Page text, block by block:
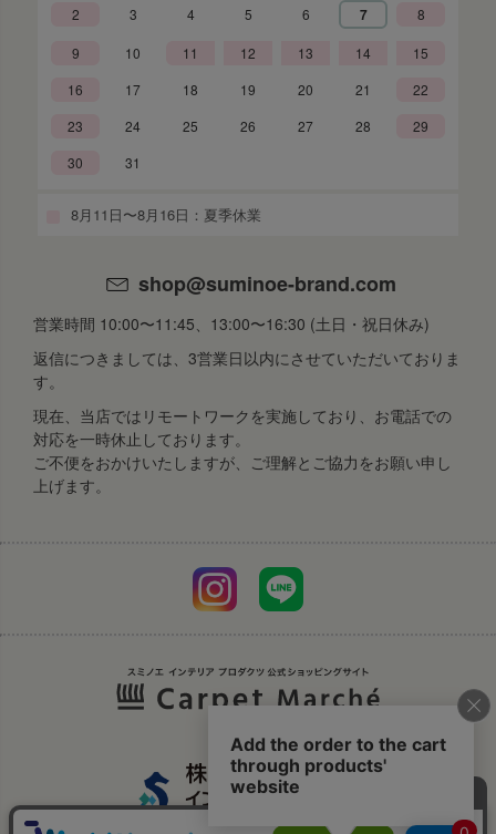
2 3 4 5 6 7 8
9 10 11 12 13 14
15
16
17 18 19 20 21
22
23
24 25 26 27 28
29
30
31
8月11日〜8月16日：夏季休業
shop@suminoe-brand.com
営業時間 10:00〜11:45、13:00〜16:30 (土日・祝日休み)
返信につきましては、3営業日以内にさせていただいておりま
す。
現在、当店ではリモートワークを実施しており、お電話での
対応を一時休止しております。
ご不便をおかけいたしますが、ご理解とご協力をお願い申し
上げます。